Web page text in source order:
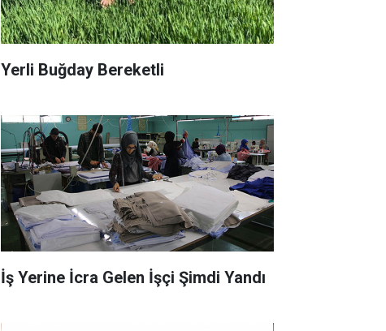
Yerli Buğday Bereketli
İş Yerine İcra Gelen İşçi Şimdi Yandı